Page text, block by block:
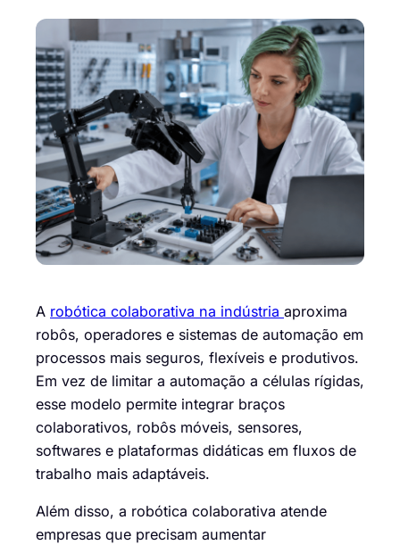
A robótica colaborativa na indústria aproxima
robôs, operadores e sistemas de automação em
processos mais seguros, flexíveis e produtivos.
Em vez de limitar a automação a células rígidas,
esse modelo permite integrar braços
colaborativos, robôs móveis, sensores,
softwares e plataformas didáticas em fluxos de
trabalho mais adaptáveis.
Além disso, a robótica colaborativa atende
empresas que precisam aumentar